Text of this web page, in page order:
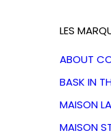
LES
ABOUT
BASK IN
MAISON
MAISON